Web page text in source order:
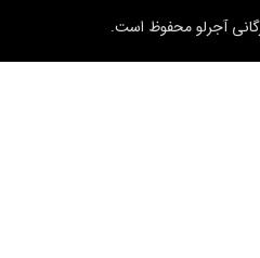
آجرلو محفوظ است.